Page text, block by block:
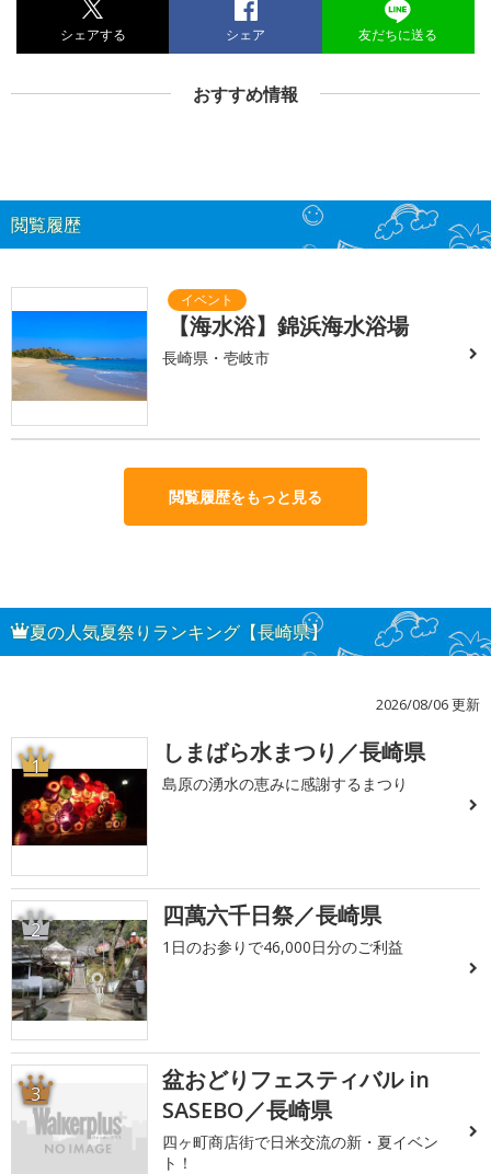
シェアする シェア 友だちに送る
おすすめ情報
閲覧履歴
【海水浴】錦浜海水浴場
長崎県・壱岐市
閲覧履歴をもっと見る
夏の人気夏祭りランキング【長崎県】
2026/08/06 更新
1 しまばら水まつり／長崎県
島原の湧水の恵みに感謝するまつり
2 四萬六千日祭／長崎県
1日のお参りで46,000日分のご利益
3
盆おどりフェスティバル in
SASEBO／長崎県
四ヶ町商店街で日米交流の新・夏イベン
ト！